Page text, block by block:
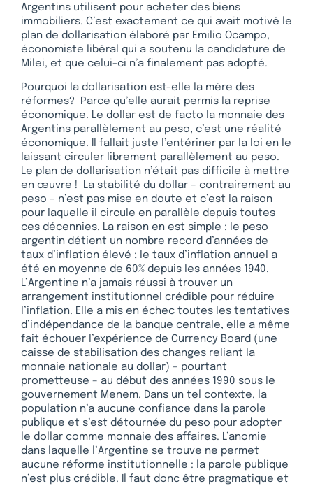
Argentins utilisent pour acheter des biens
immobiliers. C’est exactement ce qui avait motivé le
plan de dollarisation élaboré par Emilio Ocampo,
économiste libéral qui a soutenu la candidature de
Milei, et que celui-ci n’a finalement pas adopté.
Pourquoi la dollarisation est-elle la mère des
réformes? Parce qu’elle aurait permis la reprise
économique. Le dollar est de facto la monnaie des
Argentins parallèlement au peso, c’est une réalité
économique. Il fallait juste l’entériner par la loi en le
laissant circuler librement parallèlement au peso.
Le plan de dollarisation n’était pas difficile à mettre
en œuvre ! La stabilité du dollar – contrairement au
peso – n’est pas mise en doute et c’est la raison
pour laquelle il circule en parallèle depuis toutes
ces décennies. La raison en est simple : le peso
argentin détient un nombre record d’années de
taux d’inflation élevé ; le taux d’inflation annuel a
été en moyenne de 60% depuis les années 1940.
L’Argentine n’a jamais réussi à trouver un
arrangement institutionnel crédible pour réduire
l’inflation. Elle a mis en échec toutes les tentatives
d’indépendance de la banque centrale, elle a même
fait échouer l’expérience de Currency Board (une
caisse de stabilisation des changes reliant la
monnaie nationale au dollar) – pourtant
prometteuse – au début des années 1990 sous le
gouvernement Menem. Dans un tel contexte, la
population n’a aucune confiance dans la parole
publique et s’est détournée du peso pour adopter
le dollar comme monnaie des affaires. L’anomie
dans laquelle l’Argentine se trouve ne permet
aucune réforme institutionnelle : la parole publique
n’est plus crédible. Il faut donc être pragmatique et